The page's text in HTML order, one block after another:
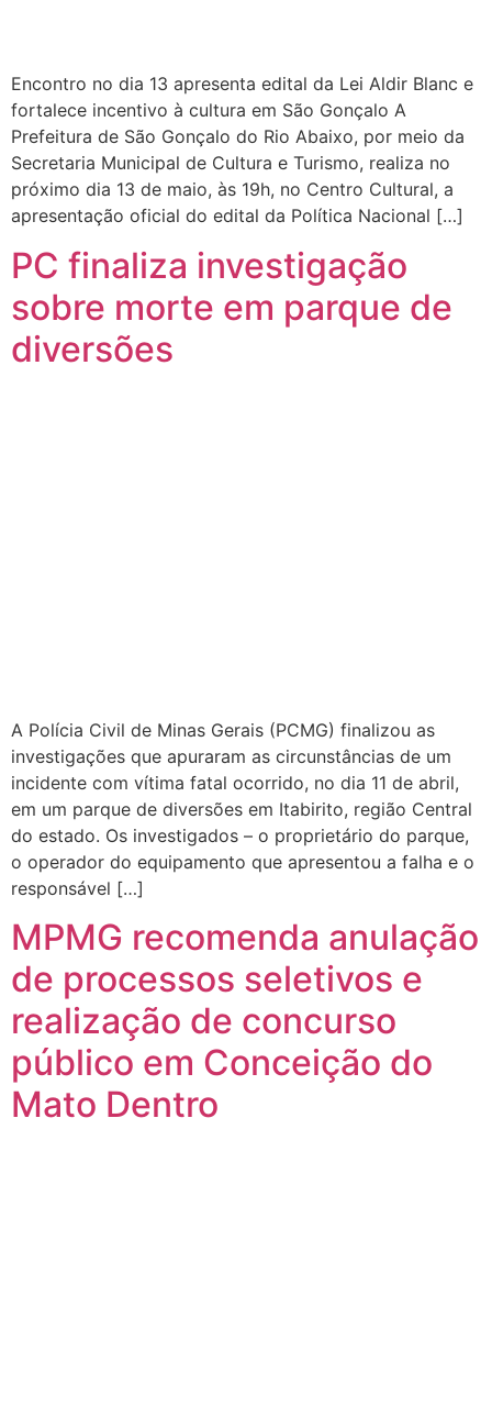
Encontro no dia 13 apresenta edital da Lei Aldir Blanc e
fortalece incentivo à cultura em São Gonçalo A
Prefeitura de São Gonçalo do Rio Abaixo, por meio da
Secretaria Municipal de Cultura e Turismo, realiza no
próximo dia 13 de maio, às 19h, no Centro Cultural, a
apresentação oficial do edital da Política Nacional […]
PC finaliza investigação
sobre morte em parque de
diversões
A Polícia Civil de Minas Gerais (PCMG) finalizou as
investigações que apuraram as circunstâncias de um
incidente com vítima fatal ocorrido, no dia 11 de abril,
em um parque de diversões em Itabirito, região Central
do estado. Os investigados – o proprietário do parque,
o operador do equipamento que apresentou a falha e o
responsável […]
MPMG recomenda anulação
de processos seletivos e
realização de concurso
público em Conceição do
Mato Dentro